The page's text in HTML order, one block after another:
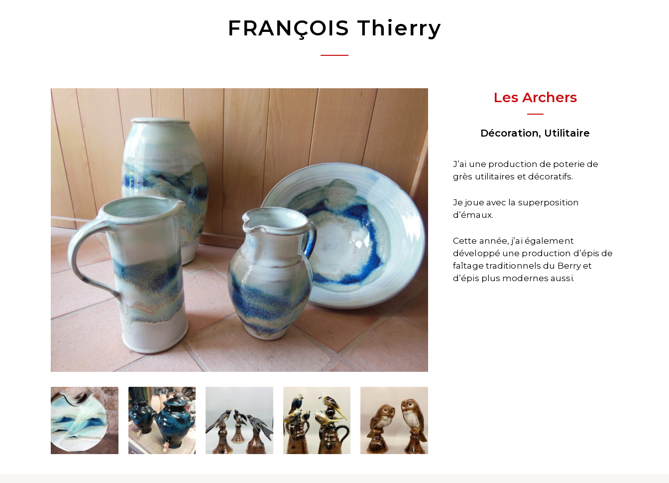
FRANÇOIS Thierry
Les Archers
Décoration, Utilitaire
J’ai une production de poterie de
grès utilitaires et décoratifs.
Je joue avec la superposition
d’émaux.
Cette année, j’ai également
développé une production d’épis de
faîtage traditionnels du Berry et
d’épis plus modernes aussi.